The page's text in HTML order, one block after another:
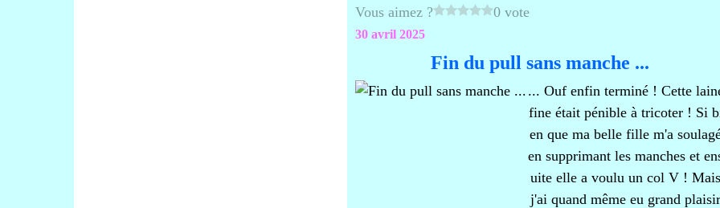
Vous aimez ? 0 vote
30 avril 2025
Fin du pull sans manche ...
... Ouf enfin terminé ! Cette
fine était pénible à tricoter ! Si
en que ma belle fille m'a
en supprimant les manches et
uite elle a voulu un col V ! Mais
j'ai quand même eu grand plaisir